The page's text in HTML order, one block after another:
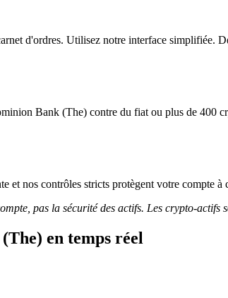
d'ordres. Utilisez notre interface simplifiée.
Bank (The) contre du fiat ou plus de 400
et nos contrôles stricts protègent votre compte
pas la sécurité des actifs. Les crypto-
en temps réel